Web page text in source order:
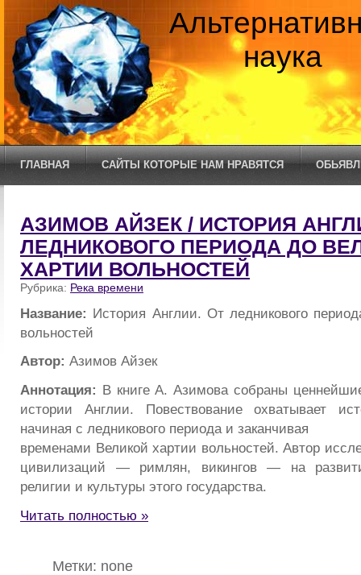
наука
ГЛАВНАЯ САЙТЫ КОТОРЫЕ НАМ НРАВЯТСЯ
АЗИМОВ АЙЗЕК / ИСТОРИЯ
ЛЕДНИКОВОГО ПЕРИОДА ДО
ХАРТИИ ВОЛЬНОСТЕЙ
Рубрика: Река времени
Название: История Англии. От ледникового
вольностей
Автор: Азимов Айзек
Аннотация: В книге А. Азимова собраны
истории Англии. Повествование охватывает
начиная с ледникового периода и заканчивая
временами Великой хартии вольностей. Автор
цивилизаций — римлян, викингов — на
религии и культуры этого государства.
Читать полностью »
Метки: none